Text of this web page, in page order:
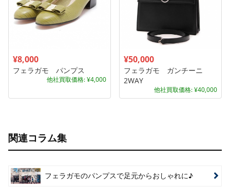
¥8,000
フェラガモ パンプス
他社買取価格: ¥4,000
¥50,000
フェラガモ ガンチーニ
2WAY
他社買取価格: ¥40,000
関連コラム集
フェラガモのパンプスで足元からおしゃれに♪